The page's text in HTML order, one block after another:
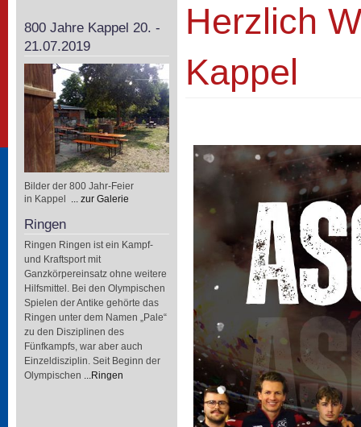
800 Jahre Kappel 20. -
21.07.2019
Bilder der 800 Jahr-Feier
in Kappel ... zur Galerie
Ringen
Ringen Ringen ist ein Kampf-
und Kraftsport mit
Ganzkörpereinsatz ohne weitere
Hilfsmittel. Bei den Olympischen
Spielen der Antike gehörte das
Ringen unter dem Namen „Pale“
zu den Disziplinen des
Fünfkampfs, war aber auch
Einzeldisziplin. Seit Beginn der
Olympischen ...Ringen
Herzlich
Kappel